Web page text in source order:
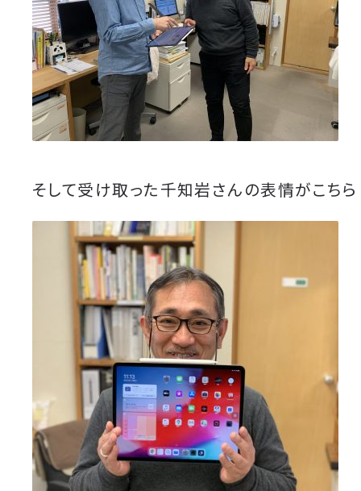
そして受け取った千知岩さんの表情がこちら